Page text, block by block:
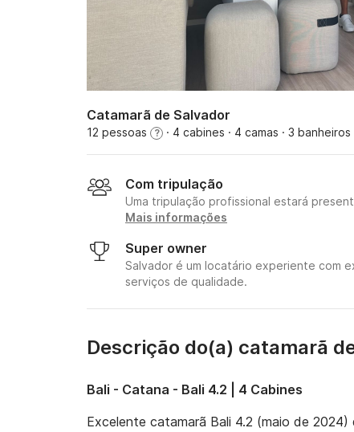
Catamarã de Salvador
12 pessoas ? · 4 cabines · 4 camas · 3 banheiros
Com tripulação
Uma tripulação profissional estará
Mais informações
Super owner
Salvador é um locatário experiente com
serviços de qualidade.
Descrição do(a) catamarã
Bali - Catana - Bali 4.2 | 4 Cabines
Excelente catamarã Bali 4.2 (maio de